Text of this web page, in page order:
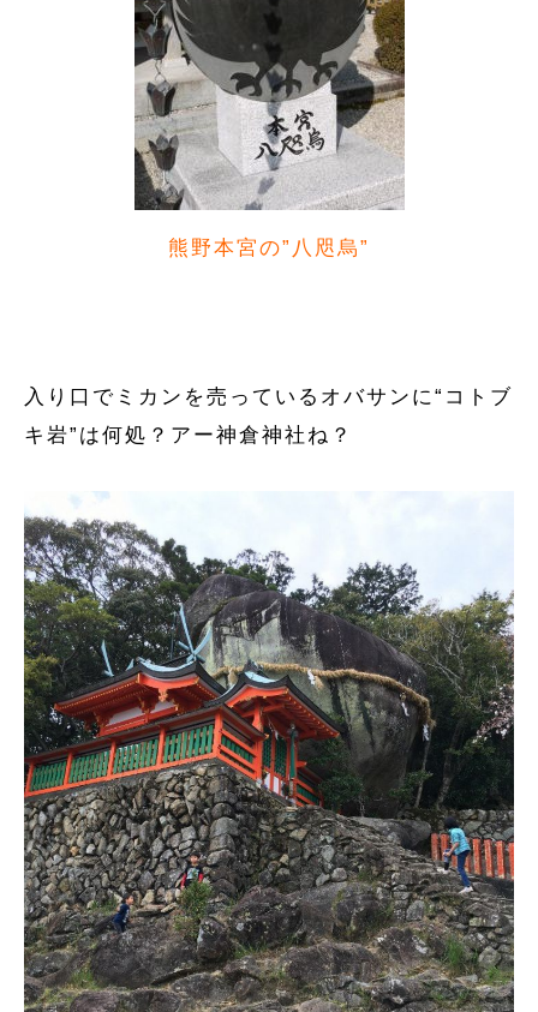
熊野本宮の”八咫烏”
入り口でミカンを売っているオバサンに“コトブ
キ岩”は何処？アー神倉神社ね？